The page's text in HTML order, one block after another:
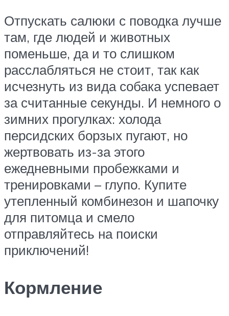
Отпускать салюки с поводка лучше
там, где людей и животных
поменьше, да и то слишком
расслабляться не стоит, так как
исчезнуть из вида собака успевает
за считанные секунды. И немного о
зимних прогулках: холода
персидских борзых пугают, но
жертвовать из-за этого
ежедневными пробежками и
тренировками – глупо. Купите
утепленный комбинезон и шапочку
для питомца и смело
отправляйтесь на поиски
приключений!
Кормление